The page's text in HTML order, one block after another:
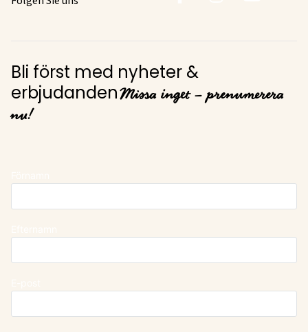
Bli först med nyheter &
erbjudanden Missa inget – prenumerera
nu!